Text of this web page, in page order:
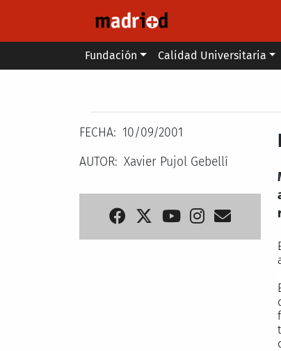
Main menu
Fundación Calidad Universitaria
FECHA
10/09/2001
AUTOR
Xavier Pujol Gebellí